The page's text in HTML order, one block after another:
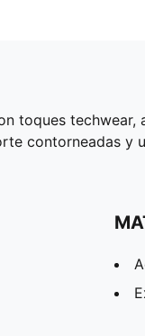
toques
contorneadas